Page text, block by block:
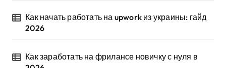
как начать работать на upwork из украины: гайд
2026
как заработать на фрилансе новичку с нуля в